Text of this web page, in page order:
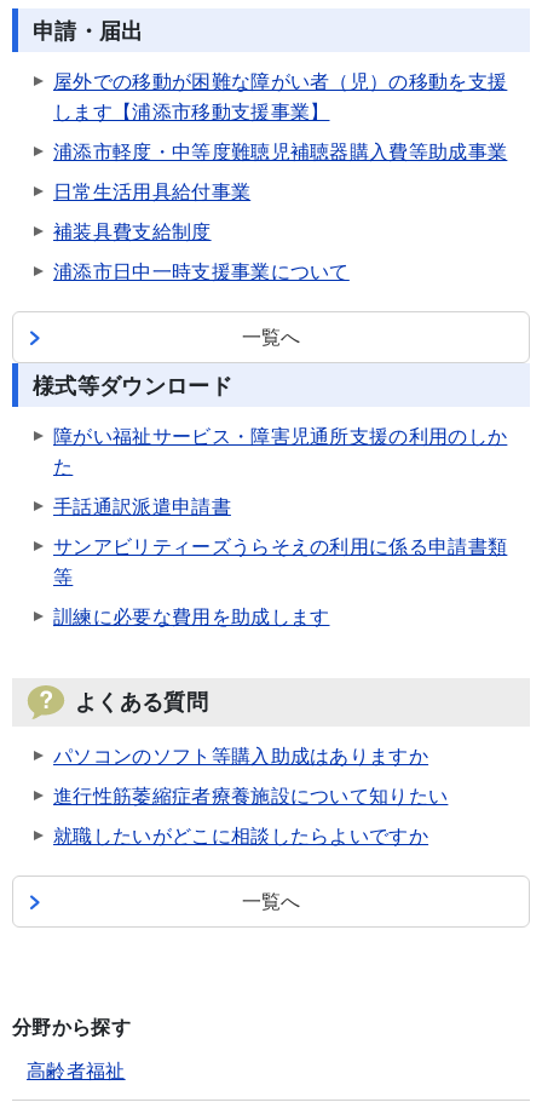
申請・届出
屋外での移動が困難な障がい者（児）の移動を支援
します【浦添市移動支援事業】
浦添市軽度・中等度難聴児補聴器購入費等助成事業
日常生活用具給付事業
補装具費支給制度
浦添市日中一時支援事業について
一覧へ
様式等ダウンロード
障がい福祉サービス・障害児通所支援の利用のしか
た
手話通訳派遣申請書
サンアビリティーズうらそえの利用に係る申請書類
等
訓練に必要な費用を助成します
よくある質問
パソコンのソフト等購入助成はありますか
進行性筋萎縮症者療養施設について知りたい
就職したいがどこに相談したらよいですか
一覧へ
分野から探す
高齢者福祉